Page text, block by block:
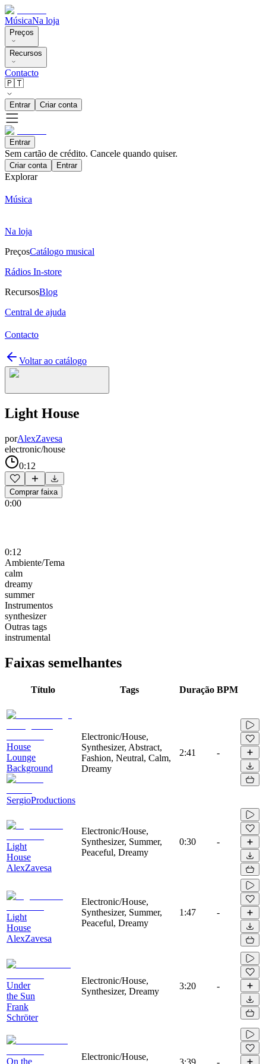
MúsicaNa loja
Preços
Recursos
Contacto
🇵🇹
Entrar Criar conta
Entrar
Sem cartão de crédito. Cancele quando quiser.
Criar conta Entrar
Explorar
Música
Na loja
PreçosCatálogo musical
Rádios In-store
RecursosBlog
Central de ajuda
Contacto
Voltar ao catálogo
Light House
porAlexZavesa
electronic/house
0:12
Comprar faixa
0:00
0:12
Ambiente/Tema
calm
dreamy
summer
Instrumentos
synthesizer
Outras tags
instrumental
Faixas semelhantes
Título Tags Duração BPM
House
Lounge
Background
SergioProductions
Electronic/House,
Synthesizer, Abstract,
Fashion, Neutral, Calm,
Dreamy
2:41 -
Light
House
AlexZavesa
Electronic/House,
Synthesizer, Summer,
Peaceful, Dreamy
0:30 -
Light
House
AlexZavesa
Electronic/House,
Synthesizer, Summer,
Peaceful, Dreamy
1:47 -
Under
the Sun
Frank
Schröter
Electronic/House,
Synthesizer, Dreamy
3:20 -
On the
Electronic/House,
3:39 -